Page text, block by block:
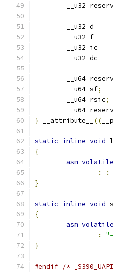
__u64
	__u64 sf
;
	__u64 rsic
;
__u64
} __attribute__ ((
static inline void
{
asm volatile
:
:
}
static inline void
{
asm volatile
:
}
#endif /*